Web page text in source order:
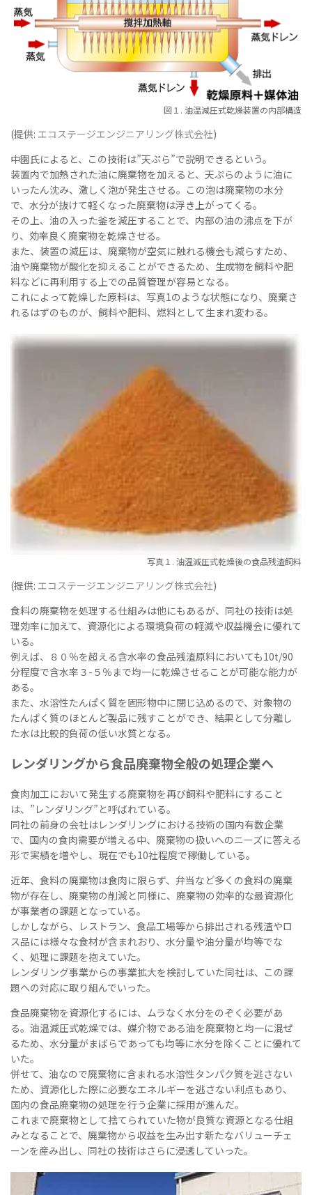
図１. 油温減圧式乾燥装置の内部構造
(提供: エコステージエンジニアリング株式会社)
中園氏によると、この技術は”天ぷら”で説明できるという。
装置内で加熱された油に廃棄物を加えると、天ぷらのように油に
いったん沈み、激しく泡が発生させる。この泡は廃棄物の水分
で、水分が抜けて軽くなった廃棄物は浮き上がってくる。
その上、油の入った釜を減圧することで、内部の油の沸点を下が
り、効率良く廃棄物を乾燥させる。
また、装置の減圧は、廃棄物が空気に触れる機会も減らすため、
油や廃棄物が酸化を抑えることができるため、生成物を飼料や肥
料などに再利用する上での品質管理が容易となる。
これによって乾燥した原料は、写真1のような状態になり、廃棄さ
れるはずのものが、飼料や肥料、燃料として生まれ変わる。
写真１. 油温減圧式乾燥後の食品残渣飼料
(提供: エコステージエンジニアリング株式会社)
食料の廃棄物を処理する仕組みは他にもあるが、同社の技術は処
理効率に加えて、資源化による環境負荷の軽減や収益機会に優れて
いる。
例えば、８０％を超える含水率の食品残渣原料においても10t/90
分程度で含水率３-５％まで均一に乾燥させることが可能な能力が
ある。
また、水溶性たんぱく質を固形物中に閉じ込めるので、対象物の
たんぱく質のほとんど製品に残すことができ、結果として分離し
た水は比較的負荷の低い水質となる。
レンダリングから食品廃棄物全般の処理企業へ
食肉加工において発生する廃棄物を再び飼料や肥料にすること
は、”レンダリング”と呼ばれている。
同社の前身の会社はレンダリングにおける技術の国内有数企業
で、国内の食肉需要が増える中、廃棄物の扱いへのニーズに答える
形で実績を増やし、現在でも10社程度で稼働している。
近年、食料の廃棄物は食肉に限らず、弁当など多くの食料の廃棄
物が存在し、廃棄物の削減と同様に、廃棄物の効率的な最資源化
が事業者の課題となっている。
しかしながら、レストラン、食品工場等から排出される残渣やロ
ス品には様々な食材が含まれおり、水分量や油分量が均等でな
く、処理に課題を抱えていた。
レンダリング事業からの事業拡大を検討していた同社は、この課
題への対応に取り組んでいった。
食品廃棄物を資源化するには、ムラなく水分をのぞく必要があ
る。油温減圧式乾燥では、媒介物である油を廃棄物と均一に混ぜ
るため、水分量がまばらであっても均等に水分を除くことに優れて
いた。
併せて、油なので廃棄物に含まれる水溶性タンパク質を逃さない
ため、資源化した際に必要なエネルギーを逃さない利点もあり、
国内の食品廃棄物の処理を行う企業に採用が進んだ。
これまで廃棄物として捨てられていた物が良質な資源となる仕組
みとなることで、廃棄物から収益を生み出す新たなバリューチェ
ーンを産み出し、同社の技術はさらに浸透していった。